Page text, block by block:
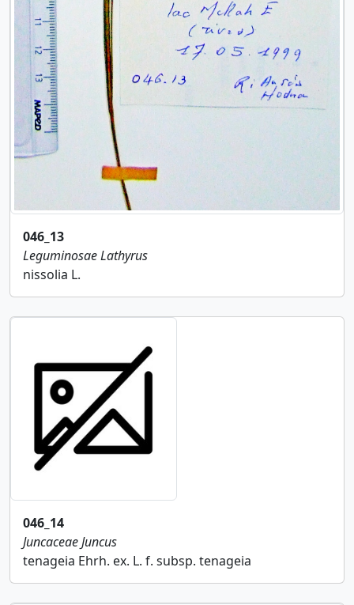
046_13
LeguminosaeLathyrus
nissolia L.
046_14
JuncaceaeJuncus
tenageia Ehrh. ex. L. f. subsp. tenageia